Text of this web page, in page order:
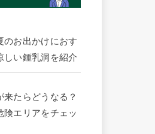
のお出かけにおす
しい鍾乳洞を紹介
来たらどうなる？
険エリアをチェッ